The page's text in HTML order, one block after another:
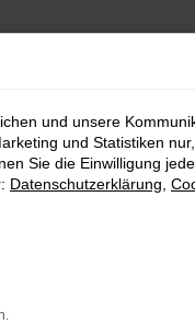
und unsere
und Statistiken
Sie die Einwilligung
Datenschutzerklärung